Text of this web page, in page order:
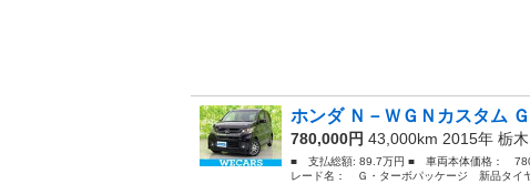
ホンダ Ｎ－ＷＧＮカスタム
780,000円 43,000km 2015年 栃木
■ 支払総額: 89.7万円 ■ 車両本体価格：
レード名： Ｇ・ターボパッケージ 新品タイ